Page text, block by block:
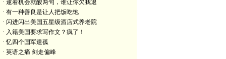
· 逮着机会就酸两句，谁让你欠我退
· 有一种善良是让人把饭吃饱
· 闪进闪出美国五星级酒店式养老院
· 入籍美国要求写作文？疯了！
· 忆四个国军遣孤
· 英语之痛 剑走偏峰